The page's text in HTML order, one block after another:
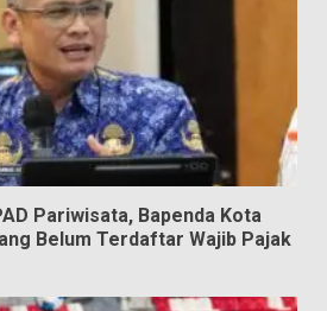
Pariwisata, Bapenda Kota
Belum Terdaftar Wajib Pajak